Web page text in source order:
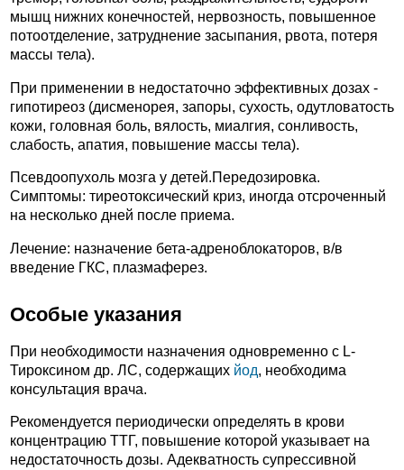
мышц нижних конечностей, нервозность, повышенное
потоотделение, затруднение засыпания, рвота, потеря
массы тела).
При применении в недостаточно эффективных дозах -
гипотиреоз (дисменорея, запоры, сухость, одутловатость
кожи, головная боль, вялость, миалгия, сонливость,
слабость, апатия, повышение массы тела).
Псевдоопухоль мозга у детей.Передозировка.
Симптомы: тиреотоксический криз, иногда отсроченный
на несколько дней после приема.
Лечение: назначение бета-адреноблокаторов, в/в
введение ГКС, плазмаферез.
Особые указания
При необходимости назначения одновременно с L-
Тироксином др. ЛС, содержащих йод, необходима
консультация врача.
Рекомендуется периодически определять в крови
концентрацию ТТГ, повышение которой указывает на
недостаточность дозы. Адекватность супрессивной